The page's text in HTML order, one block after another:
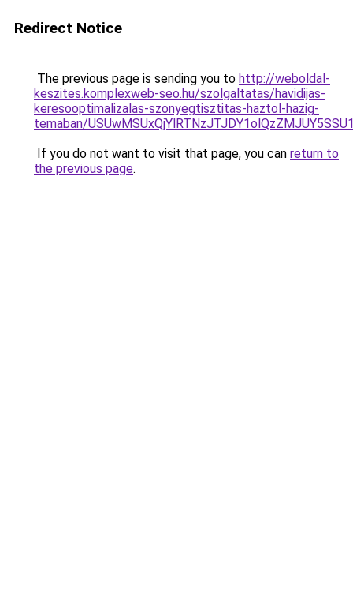
Redirect Notice
The previous page is sending you to http://weboldal-
keszites.komplexweb-seo.hu/szolgaltatas/havidijas-
keresooptimalizalas-szonyegtisztitas-haztol-hazig-
temaban/
If you do not want to visit that page, you can return to
the previous page.